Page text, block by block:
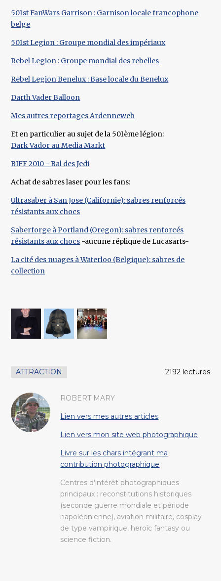
501st FanWars Garrison : Garnison locale francophone
belge
501st Legion : Groupe mondial des impériaux
Rebel Legion : Groupe mondial des rebelles
Rebel Legion Benelux : Base locale du Benelux
Darth Vader Balloon
Mes autres reportages Ardenneweb
Et en particulier au sujet de la 501ème légion:
Dark Vador au Media Markt
BIFF 2010 - Bal des Jedi
Achat de sabres laser pour les fans:
Ultrasaber à San Jose (Californie): sabres renforcés
résistants aux chocs
Saberforge à Portland (Oregon): sabres renforcés
résistants aux chocs -aucune réplique de Lucasarts-
La cité des nuages à Waterloo (Belgique): sabres de
collection
ATTRACTION 2192 lectures
ROBERT MARY
Lien vers mes autres articles
Lien vers mon site web photographique
Livre sur les chars intégrant ma
contribution photographique
Centres d'intérêt photographiques
principaux : reconstitutions historiques
(seconde guerre mondiale et période
napoléonienne), aviation militaire, cosplay
de type vampirique, heroïc fantasy ou
science fiction.